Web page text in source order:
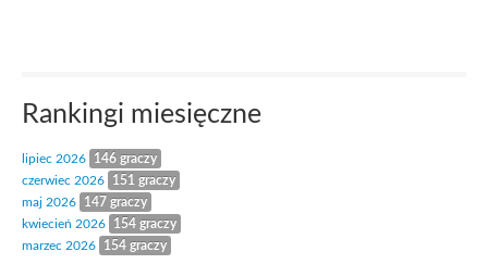
Rankingi miesięczne
lipiec 2026
146 graczy
czerwiec 2026
151 graczy
maj 2026
147 graczy
kwiecień 2026
154 graczy
marzec 2026
154 graczy